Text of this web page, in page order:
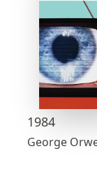
1984
George